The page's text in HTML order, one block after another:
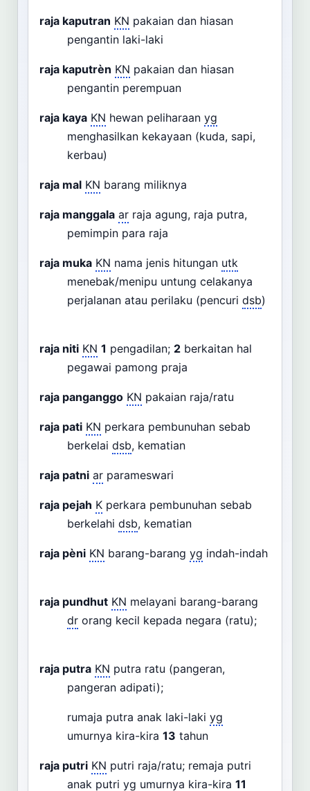
raja kaputran KN pakaian dan hiasan
pengantin laki-laki
raja kaputrèn KN pakaian dan hiasan
pengantin perempuan
raja kaya KN hewan peliharaan yg
menghasilkan kekayaan (kuda, sapi,
kerbau)
raja mal KN barang miliknya
raja manggala ar raja agung, raja putra,
pemimpin para raja
raja muka KN nama jenis hitungan utk
menebak/menipu untung celakanya
perjalanan atau perilaku (pencuri dsb)
raja niti KN 1 pengadilan; 2 berkaitan hal
pegawai pamong praja
raja panganggo KN pakaian raja/ratu
raja pati KN perkara pembunuhan sebab
berkelai dsb, kematian
raja patni ar parameswari
raja pejah K perkara pembunuhan sebab
berkelahi dsb, kematian
raja pèni KN barang-barang yg indah-indah
raja pundhut KN melayani barang-barang
dr orang kecil kepada negara (ratu);
raja putra KN putra ratu (pangeran,
pangeran adipati);
rumaja putra anak laki-laki yg
umurnya kira-kira 13 tahun
raja putri KN putri raja/ratu; remaja putri
anak putri yg umurnya kira-kira 11